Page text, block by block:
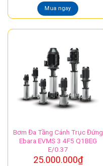
Mua ngay
Bơm Đa Tầng Cánh Trục Đứng
Ebara EVMS 3 4F5 Q1BEG
E/0.37
25.000.000₫